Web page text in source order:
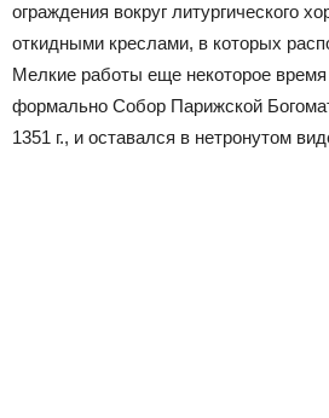
ограждения вокруг литургического
откидными креслами, в которых
Мелкие работы еще некоторое
формально Собор Парижской
1351 г., и оставался в нетронутом